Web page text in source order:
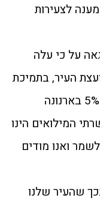
לצעירות
על כי עלה
העיר, בתמיכת
ראש העיר, החלטה למתן הנחה של 5% בארנונה
המילואים הינו
ואנו מודים
שהעיר שלנו